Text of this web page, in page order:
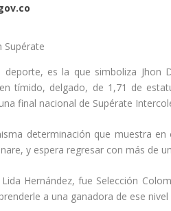
Supérate
es la que simboliza Jhon
tímido, delgado, de 1,71 de
final nacional de Supérate
determinación que muestra
y espera regresar con más de
Lida Hernández, fue Selección
a una ganadora de ese